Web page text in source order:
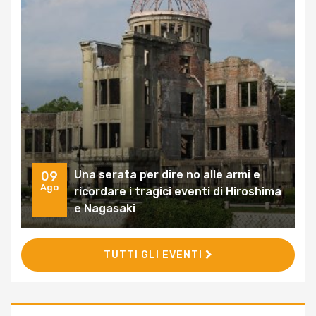
09
Ago
Una serata per dire no alle armi e
ricordare i tragici eventi di Hiroshima
e Nagasaki
TUTTI GLI EVENTI